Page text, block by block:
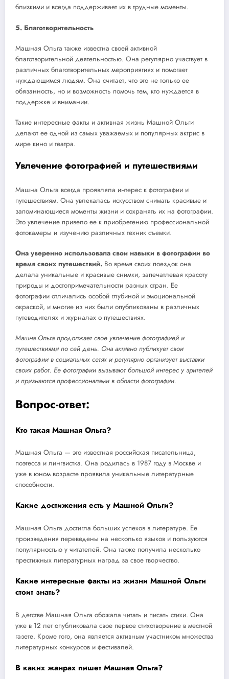
близкими и всегда поддерживает их в трудные моменты.
5. Благотворительность
Машная Ольга также известна своей активной
благотворительной деятельностью. Она регулярно участвует в
различных благотворительных мероприятиях и помогает
нуждающимся людям. Она считает, что это не только ее
обязанность, но и возможность помочь тем, кто нуждается в
поддержке и внимании.
Такие интересные факты и активная жизнь Машной Ольги
делают ее одной из самых уважаемых и популярных актрис в
мире кино и театра.
Увлечение фотографией и путешествиями
Машна Ольга всегда проявляла интерес к фотографии и
путешествиям. Она увлекалась искусством снимать красивые и
запоминающиеся моменты жизни и сохранять их на фотографии.
Это увлечение привело ее к приобретению профессиональной
фотокамеры и изучению различных техник съемки.
Она уверенно использовала свои навыки в фотографии во
время своих путешествий. Во время своих поездок она
делала уникальные и красивые снимки, запечатлевая красоту
природы и достопримечательности разных стран. Ее
фотографии отличались особой глубиной и эмоциональной
окраской, и многие из них были опубликованы в различных
путеводителях и журналах о путешествиях.
Машна Ольга продолжает свое увлечение фотографией и
путешествиями по сей день. Она активно публикует свои
фотографии в социальных сетях и регулярно организует выставки
своих работ. Ее фотографии вызывают большой интерес у зрителей
и признаются профессионалами в области фотографии.
Вопрос-ответ:
Кто такая Машная Ольга?
Машная Ольга — это известная российская писательница,
поэтесса и лингвистка. Она родилась в 1987 году в Москве и
уже в юном возрасте проявила уникальные литературные
способности.
Какие достижения есть у Машной Ольги?
Машная Ольга достигла больших успехов в литературе. Ее
произведения переведены на несколько языков и пользуются
популярностью у читателей. Она также получила несколько
престижных литературных наград за свое творчество.
Какие интересные факты из жизни Машной Ольги
стоит знать?
В детстве Машная Ольга обожала читать и писать стихи. Она
уже в 12 лет опубликовала свое первое стихотворение в местной
газете. Кроме того, она является активным участником множества
литературных конкурсов и фестивалей.
В каких жанрах пишет Машная Ольга?